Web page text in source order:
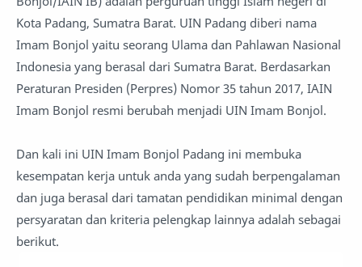
Kota Padang, Sumatra Barat. UIN Padang diberi nama
Imam Bonjol yaitu seorang Ulama dan Pahlawan Nasional
Indonesia yang berasal dari Sumatra Barat. Berdasarkan
Peraturan Presiden (Perpres) Nomor 35 tahun 2017, IAIN
Imam Bonjol resmi berubah menjadi UIN Imam Bonjol.
Dan kali ini UIN Imam Bonjol Padang ini membuka
kesempatan kerja untuk anda yang sudah berpengalaman
dan juga berasal dari tamatan pendidikan minimal dengan
persyaratan dan kriteria pelengkap lainnya adalah sebagai
berikut.